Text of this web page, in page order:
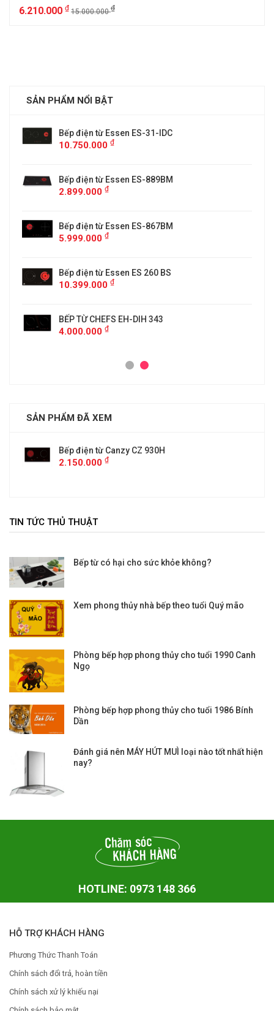
6.210.000 ₫ 15.000.000₫
SẢN PHẨM NỔI BẬT
Bếp điện từ Essen ES-31-IDC
10.750.000 ₫
Bếp điện từ Essen ES-889BM
2.899.000 ₫
Bếp điện từ Essen ES-867BM
5.999.000 ₫
Bếp điện từ Essen ES 260 BS
10.399.000 ₫
BẾP TỪ CHEFS EH-DIH 343
4.000.000 ₫
SẢN PHẨM ĐÃ XEM
Bếp điện từ Canzy CZ 930H
2.150.000 ₫
TIN TỨC THỦ THUẬT
Bếp từ có hại cho sức khỏe không?
Xem phong thủy nhà bếp theo tuổi Quý mão
Phòng bếp hợp phong thủy cho tuổi 1990 Canh
Ngọ
Phòng bếp hợp phong thủy cho tuổi 1986 Bính
Dần
Đánh giá nên MÁY HÚT MUÌ loại nào tốt nhất hiện
nay?
HOTLINE: 0973 148 366
HỖ TRỢ KHÁCH HÀNG
Phương Thức Thanh Toán
Chính sách đổi trả, hoàn tiền
Chính sách xử lý khiếu nại